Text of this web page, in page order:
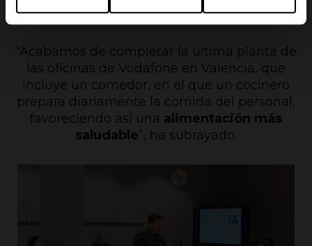
“Acabamos de completar la última planta de
las oficinas de Vodafone en Valencia, que
incluye un comedor, en el que un cocinero
prepara diariamente la comida del personal,
favoreciendo así una alimentación más
saludable”, ha subrayado.